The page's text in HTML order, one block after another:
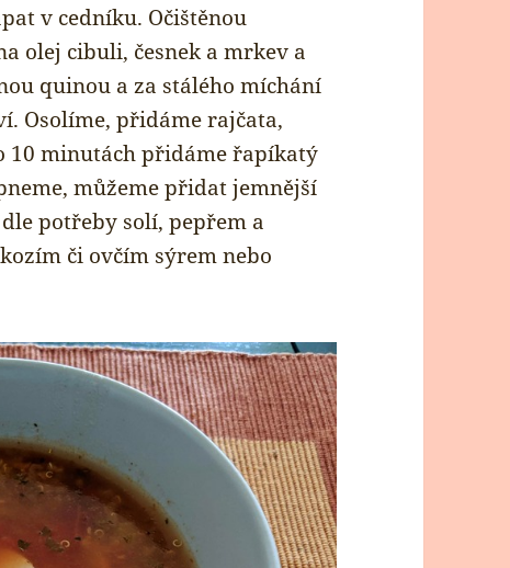
v cedníku. Očištěnou
olej cibuli, česnek a mrkev a
quinou a za stálého míchání
Osolíme, přidáme rajčata,
10 minutách přidáme řapíkatý
můžeme přidat jemnější
potřeby solí, pepřem a
či ovčím sýrem nebo